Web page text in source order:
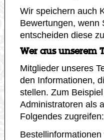
Wir speichern auch
Bewertungen, wenn
entscheiden diese
Wer aus unserem
Mitglieder unseres
den Informationen,
stellen. Zum
Administratoren als
Folgendes zugreifen: